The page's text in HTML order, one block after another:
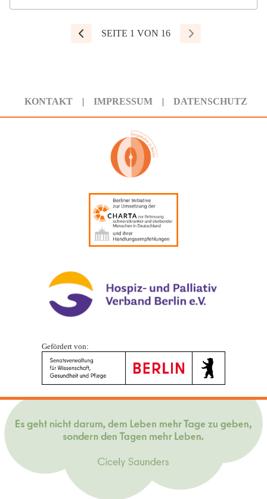
SEITE 1 VON 16
KONTAKT IMPRESSUM DATENSCHUTZ
Gefördert von: